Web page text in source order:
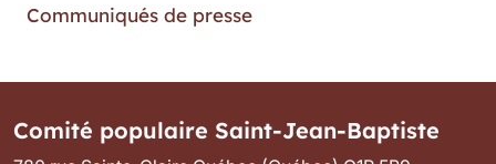
Communiqués de presse
Comité populaire Saint-Jean-Baptiste